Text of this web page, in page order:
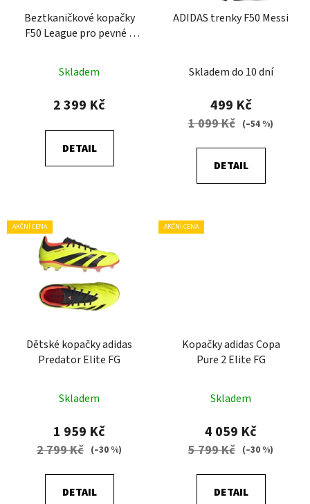
Beztkaničkové kopačky
F50 League pro pevné a
Skladem
2 399 Kč
DETAIL
ADIDAS trenky F50 Messi
Skladem do 10 dní
499 Kč
1 099 Kč (–54 %)
DETAIL
AKČNÍ CENA
Dětské kopačky adidas
Predator Elite FG
Skladem
1 959 Kč
2 799 Kč (–30 %)
DETAIL
AKČNÍ CENA
Kopačky adidas Copa
Pure 2 Elite FG
Skladem
4 059 Kč
5 799 Kč (–30 %)
DETAIL